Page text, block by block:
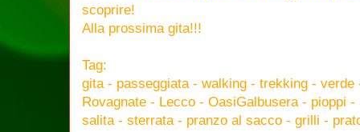
scoprire!
Alla prossima gita!!!
Tag:
gita - passeggiata - walking - trekking -
Rovagnate - Lecco - OasiGalbusera - pioppi
salita - sterrata - pranzo al sacco - grilli -